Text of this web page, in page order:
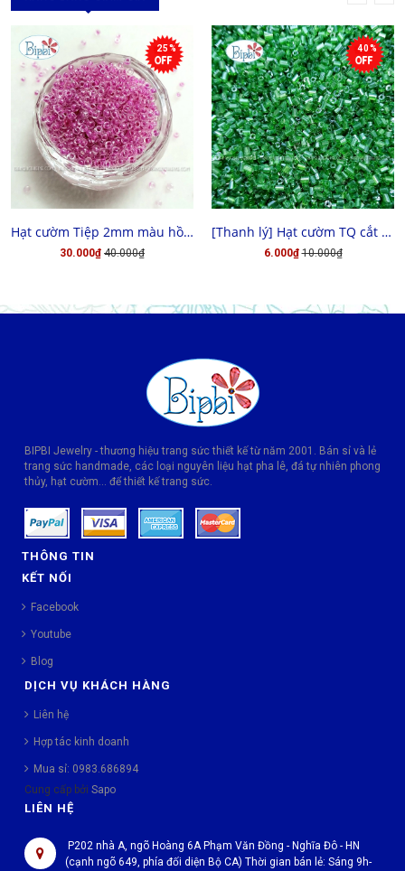
25%
MUA HÀNG Hạt cườm Tiệp 2mm màu hồng đậm xà cừ
30.000₫ 40.000₫
40%
CHỌN HÀNG [Thanh lý] Hạt cườm TQ cắt 3x3
6.000₫ 10.000₫
BIPBI Jewelry - thương hiệu trang sức thiết kế từ năm 2001. Bán sỉ và lẻ
trang sức handmade, các loại nguyên liệu hạt pha lê, đá tự nhiên phong
thủy, hạt cườm... để thiết kế trang sức.
THÔNG TIN
KẾT NỐI
Facebook
Youtube
Blog
DỊCH VỤ KHÁCH HÀNG
Liên hệ
Hợp tác kinh doanh
Mua sỉ: 0983.686894
Cung cấp bởi Sapo
LIÊN HỆ
P202 nhà A, ngõ Hoàng 6A Phạm Văn Đồng - Nghĩa Đô - HN
(cạnh ngõ 649, phía đối diện Bộ CA) Thời gian bán lẻ: Sáng 9h-